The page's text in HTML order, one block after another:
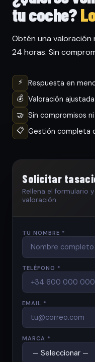
tu coche?
Obtén una valoración
24 horas. Sin
⚡
Respuesta en
💰 Valoración
🤝 Sin compromisos
📋 Gestión completa
Solicitar
Rellena el formulario
valoración
TU NOMBRE *
TELÉFONO *
EMAIL *
MARCA *